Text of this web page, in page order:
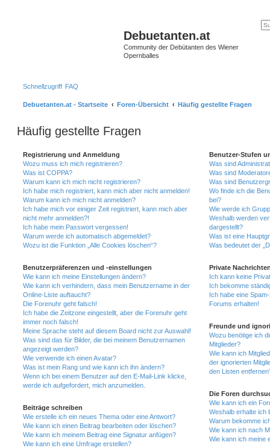
Debuetanten.at
Community der Debütanten des Wiener
Opernballes
Schnellzugriff FAQ
Debuetanten.at - Startseite Foren-Übersicht Häufig gestellte Fragen
Häufig gestellte Fragen
Registrierung und Anmeldung
Wozu muss ich mich registrieren?
Was ist COPPA?
Warum kann ich mich nicht registrieren?
Ich habe mich registriert, kann mich aber nicht anmelden!
Warum kann ich mich nicht anmelden?
Ich habe mich vor einiger Zeit registriert, kann mich aber
nicht mehr anmelden?!
Ich habe mein Passwort vergessen!
Warum werde ich automatisch abgemeldet?
Wozu ist die Funktion „Alle Cookies löschen“?
Benutzerpräferenzen und -einstellungen
Wie kann ich meine Einstellungen ändern?
Wie kann ich verhindern, dass mein Benutzername in der
Online-Liste auftaucht?
Die Forenuhr geht falsch!
Ich habe die Zeitzone eingestellt, aber die Forenuhr geht
immer noch falsch!
Meine Sprache steht auf diesem Board nicht zur Auswahl!
Was sind das für Bilder, die bei meinem Benutzernamen
angezeigt werden?
Wie verwende ich einen Avatar?
Was ist mein Rang und wie kann ich ihn ändern?
Wenn ich bei einem Benutzer auf den E-Mail-Link klicke,
werde ich aufgefordert, mich anzumelden.
Beiträge schreiben
Wie erstelle ich ein neues Thema oder eine Antwort?
Wie kann ich einen Beitrag bearbeiten oder löschen?
Wie kann ich meinem Beitrag eine Signatur anfügen?
Wie kann ich eine Umfrage erstellen?
Benutzer-Stufen
Was sind
Was sind
Was sind
Wo finde ich die
bei?
Wie werde ich
Weshalb werden
dargestellt?
Was ist eine
Was bedeutet der
Private
Ich kann keine
Ich bekomme
Ich habe eine
Forums erhalten!
Freunde und
Wozu benötige ich
Mitglieder?
Wie kann ich
der ignorierten
den Listen
Die Foren
Wie kann ich ein
Weshalb erhalte ich
Warum bekomme
Wie kann ich nach
Wie kann ich meine